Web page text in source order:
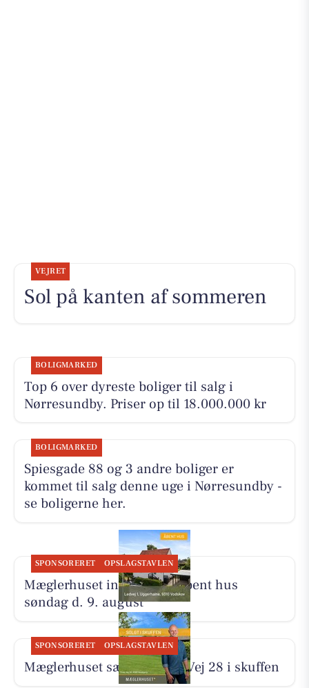
VEJRET
Sol på kanten af sommeren
BOLIGMARKED
Top 6 over dyreste boliger til salg i
Nørresundby. Priser op til 18.000.000 kr
BOLIGMARKED
Spiesgade 88 og 3 andre boliger er
kommet til salg denne uge i Nørresundby -
se boligerne her.
SPONSORERET OPSLAGSTAVLEN
Mæglerhuset inviterer til åbent hus
søndag d. 9. august
SPONSORERET OPSLAGSTAVLEN
Mæglerhuset sælger Tines Vej 28 i skuffen